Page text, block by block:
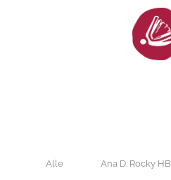
Alle Ana D. Rocky HB